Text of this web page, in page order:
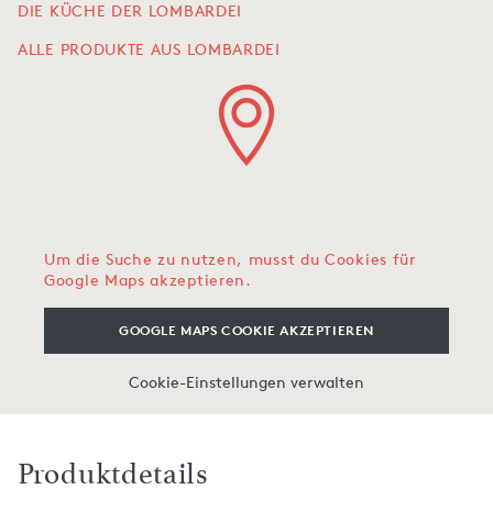
DIE KÜCHE DER LOMBARDEI
ALLE PRODUKTE AUS LOMBARDEI
Um die Suche zu nutzen, musst du Cookies für
Google Maps akzeptieren.
GOOGLE MAPS COOKIE AKZEPTIEREN
Cookie-Einstellungen verwalten
Produktdetails